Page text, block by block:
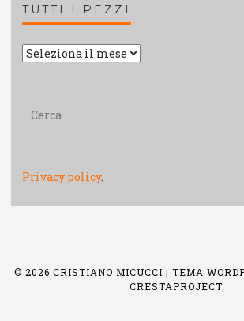
TUTTI I PEZZI
Tutti
Privacy policy.
© 2026 CRISTIANO MICUCCI | TEMA
CRESTAPROJECT.